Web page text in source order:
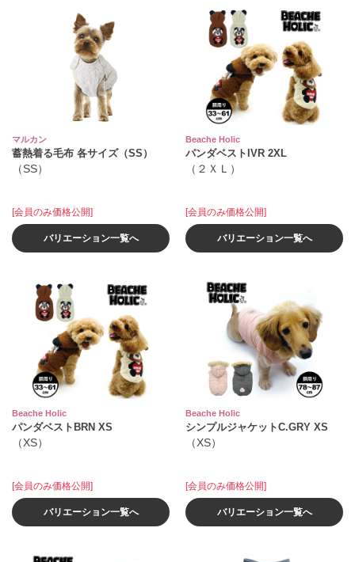
マルカン
蓄熱着る毛布 各サイズ（SS）
（SS）
[会員のみ価格公開]
バリエーション一覧へ
Beache Holic
パンダベストIVR 2XL
（２ＸＬ）
[会員のみ価格公開]
バリエーション一覧へ
Beache Holic
パンダベストBRN XS
（XS）
[会員のみ価格公開]
バリエーション一覧へ
Beache Holic
シンプルジャケットC.GRY XS
（XS）
[会員のみ価格公開]
バリエーション一覧へ